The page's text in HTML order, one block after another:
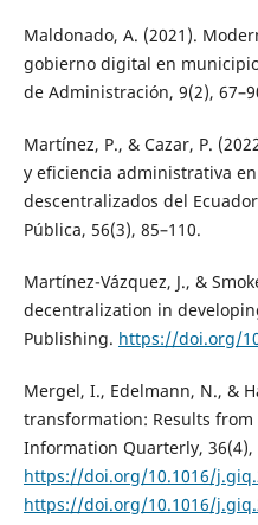
Maldonado, A. (2021).
gobierno digital en
de Administración, 9(2),
Martínez, P., & Cazar, P.
y eficiencia administrativa
descentralizados del
Pública, 56(3), 85–110.
Martínez-Vázquez, J., &
decentralization in
Publishing. https://doi.org/
Mergel, I., Edelmann, N., &
transformation: Results
Information Quarterly, 36(4),
https://doi.org/10.1016/
https://doi.org/10.1016/